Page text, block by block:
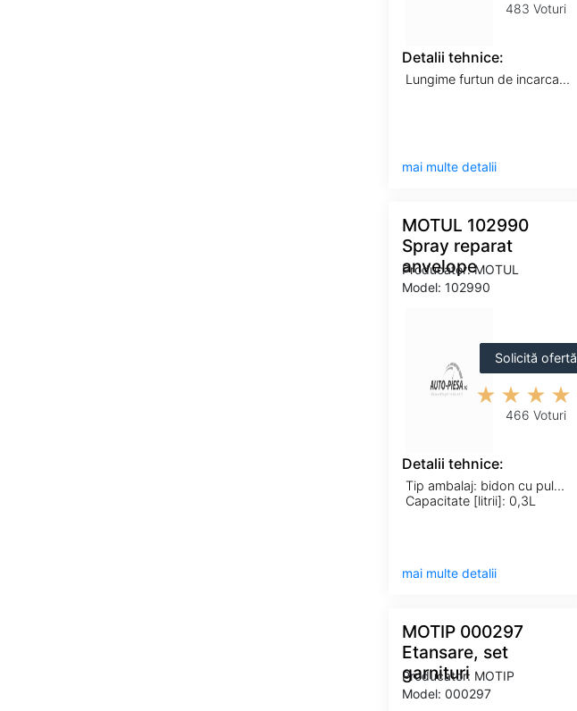
483 Voturi
Detalii tehnice:
Lungime furtun de incarcare [m]: 0,5m
mai multe detalii
MOTUL 102990
Spray reparat
anvelope
Producator: MOTUL
Model: 102990
Solicită ofertă
466 Voturi
Detalii tehnice:
Tip ambalaj: bidon cu pulverizator
Capacitate [litrii]: 0,3L
mai multe detalii
MOTIP 000297
Etansare, set
garnituri
Producator: MOTIP
Model: 000297